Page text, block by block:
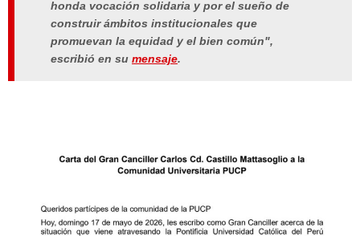
honda vocación solidaria y por el sueño de
construir ámbitos institucionales que
promuevan la equidad y el bien común",
escribió en su mensaje.